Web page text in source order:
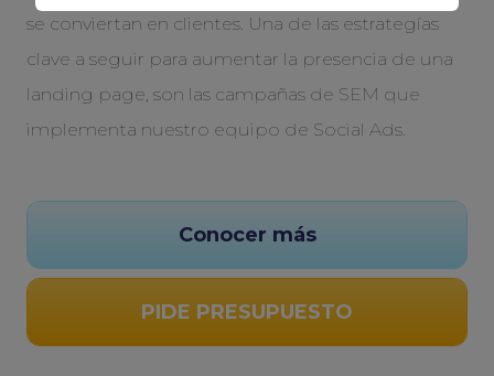
se conviertan en clientes. Una de las estrategías
clave a seguir para aumentar la presencia de una
landing page, son las campañas de SEM que
implementa nuestro equipo de Social Ads.
Conocer más
PIDE PRESUPUESTO